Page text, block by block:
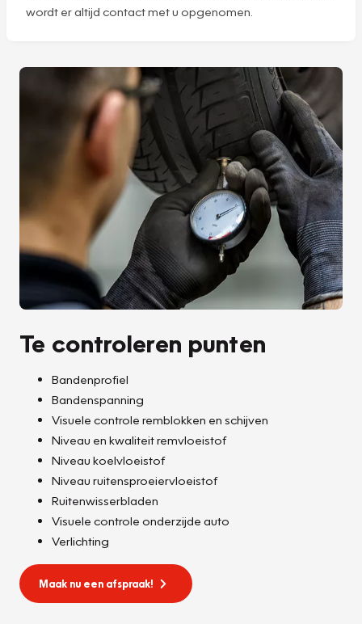
wordt er altijd contact met u opgenomen.
Te controleren punten
Bandenprofiel
Bandenspanning
Visuele controle remblokken en schijven
Niveau en kwaliteit remvloeistof
Niveau koelvloeistof
Niveau ruitensproeiervloeistof
Ruitenwisserbladen
Visuele controle onderzijde auto
Verlichting
Maak nu een afspraak!